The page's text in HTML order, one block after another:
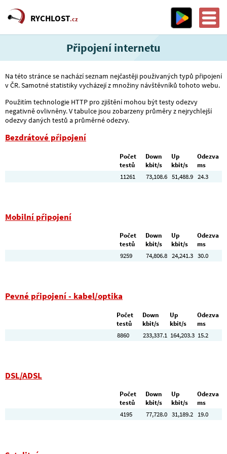
RYCHLOST.cz
Připojení internetu
Na této stránce se nachází seznam nejčastěji použivaných typů připojení
v ČR. Samotné statistiky vycházejí z množiny návštěvníků tohoto webu.
Použitím technologie HTTP pro zjištění mohou být testy odezvy
negativně ovlivněny. V tabulce jsou zobarzeny průměry z nejrychlejší
odezvy daných testů a průměrné odezvy.
Bezdrátové připojení
Počet
testů
Down
kbit/s
Up
kbit/s
Odezva
ms
11261
73,108.6 51,488.9 24.3
Mobilní připojení
Počet
testů
Down
kbit/s
Up
kbit/s
Odezva
ms
9259
74,806.8 24,241.3 30.0
Pevné připojení - kabel/optika
Počet
testů
Down
kbit/s
Up
kbit/s
Odezva
ms
8860
233,337.1 164,203.3 15.2
DSL/ADSL
Počet
testů
Down
kbit/s
Up
kbit/s
Odezva
ms
4195
77,728.0 31,189.2 19.0